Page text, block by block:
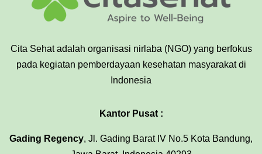
Cita Sehat adalah organisasi nirlaba (NGO) yang berfokus
pada kegiatan pemberdayaan kesehatan masyarakat di
Indonesia
Kantor Pusat :
Gading Regency, Jl. Gading Barat IV No.5 Kota Bandung,